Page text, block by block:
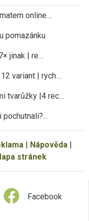
online…
pomazánku
jinak | re…
variant | rych…
tvarůžky |4 rec…
pochutnali?…
| Nápověda|
stránek
Facebook